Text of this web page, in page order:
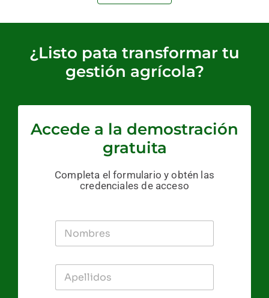
¿Listo pata transformar tu
gestión agrícola?
Accede a la demostración
gratuita
Completa el formulario y obtén las
credenciales de acceso